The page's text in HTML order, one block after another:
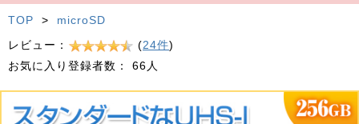
TOP >
microSD
レビュー：
(24件)
お気に入り登録者数：
66人